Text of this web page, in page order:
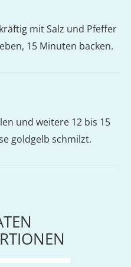
mit Salz und Pfeffer
15 Minuten backen.
und weitere 12 bis 15
goldgelb schmilzt.